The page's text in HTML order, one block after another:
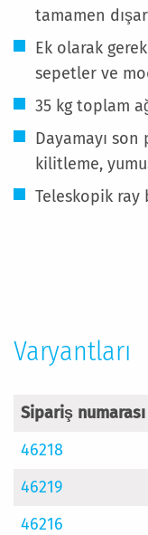
tamamen
Ek olarak
sepetler ve
35 kg toplam
Dayamayı
kilitleme,
Teleskopik ray
Varyantları
Sipariş numarası
46218
46219
46216